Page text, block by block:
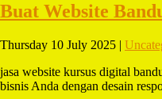
Buat Website
Thursday 10 July 2025 |
jasa website kursus digital
bisnis Anda dengan desain